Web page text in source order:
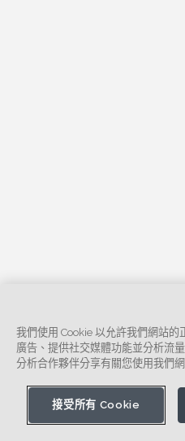
我們使用 Cookie 以允許我們網站的
廣告、提供社交媒體功能並分析流
分析合作夥伴分享有關您使用我們
接受所有 Cookie